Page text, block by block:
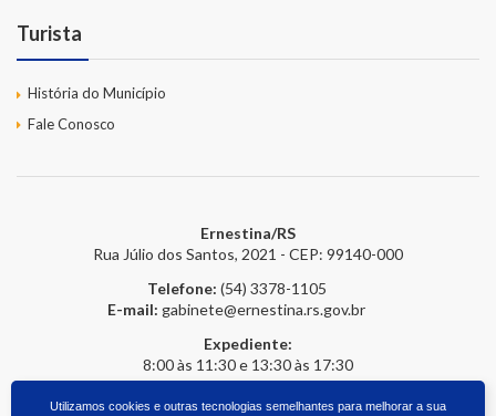
Turista
História do Município
Fale Conosco
Ernestina/RS
Rua Júlio dos Santos, 2021 - CEP: 99140-000
Telefone: (54) 3378-1105
E-mail: gabinete@ernestina.rs.gov.br
Expediente:
8:00 às 11:30 e 13:30 às 17:30
Utilizamos cookies e outras tecnologias semelhantes para melhorar a sua